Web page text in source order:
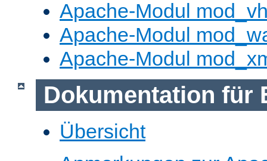
Apache-Modul
Apache-Modul
Apache-Modul
Dokumentation für
Übersicht